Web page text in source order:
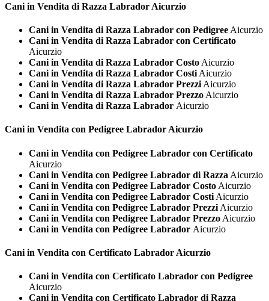
Cani in Vendita di Razza Labrador Aicurzio
Cani in Vendita di Razza Labrador con Pedigree Aicurzio
Cani in Vendita di Razza Labrador con Certificato
Aicurzio
Cani in Vendita di Razza Labrador Costo Aicurzio
Cani in Vendita di Razza Labrador Costi Aicurzio
Cani in Vendita di Razza Labrador Prezzi Aicurzio
Cani in Vendita di Razza Labrador Prezzo Aicurzio
Cani in Vendita di Razza Labrador Aicurzio
Cani in Vendita con Pedigree Labrador Aicurzio
Cani in Vendita con Pedigree Labrador con Certificato
Aicurzio
Cani in Vendita con Pedigree Labrador di Razza Aicurzio
Cani in Vendita con Pedigree Labrador Costo Aicurzio
Cani in Vendita con Pedigree Labrador Costi Aicurzio
Cani in Vendita con Pedigree Labrador Prezzi Aicurzio
Cani in Vendita con Pedigree Labrador Prezzo Aicurzio
Cani in Vendita con Pedigree Labrador Aicurzio
Cani in Vendita con Certificato Labrador Aicurzio
Cani in Vendita con Certificato Labrador con Pedigree
Aicurzio
Cani in Vendita con Certificato Labrador di Razza